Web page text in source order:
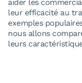
aider les
leur efficacité au
exemples
nous allons
leurs